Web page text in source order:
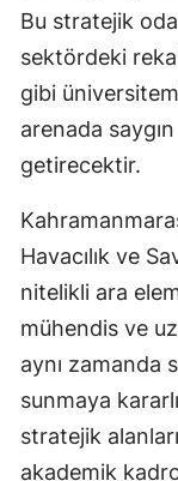
Bu stratejik
sektördeki
gibi
arenada
getirecektir.
Havacılık ve
nitelikli ara
mühendis ve
aynı zamanda
sunmaya
stratejik
akademik